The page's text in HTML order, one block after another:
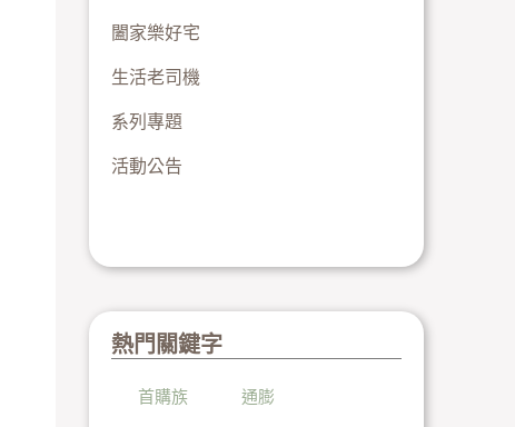
闔家樂好宅
生活老司機
系列專題
活動公告
熱門關鍵字
首購族 通膨